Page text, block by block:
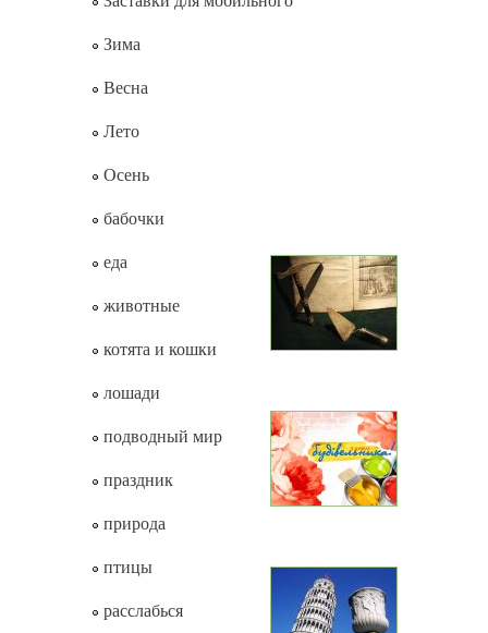
Зима
Весна
Лето
Осень
бабочки
еда
животные
котята и кошки
лошади
подводный мир
праздник
природа
птицы
расслабься